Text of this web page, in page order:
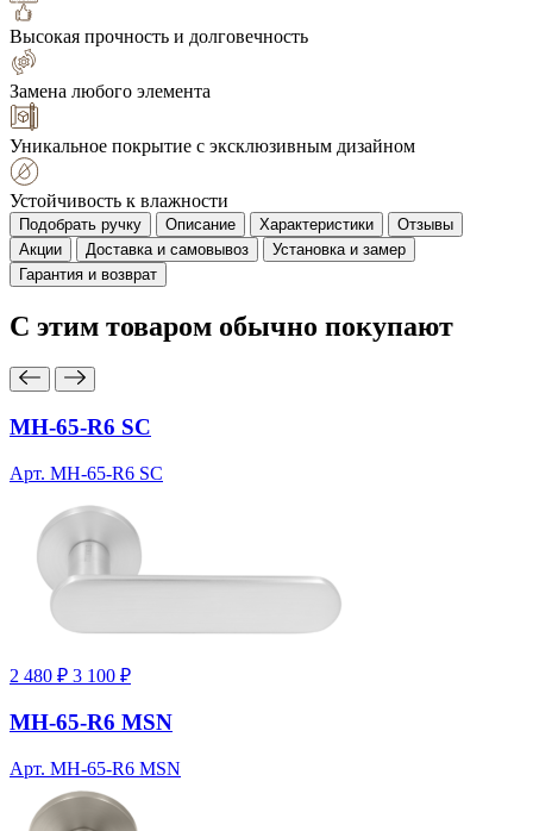
Высокая прочность и долговечность
Замена любого элемента
Уникальное покрытие с эксклюзивным дизайном
Устойчивость к влажности
Подобрать ручку Описание Характеристики
Отзывы
Акции
Доставка и самовывоз
Установка и замер
Гарантия и возврат
С этим товаром обычно покупают
MH-65-R6 SC
Арт. MH-65-R6 SC
2 480 ₽ 3 100 ₽
MH-65-R6 MSN
Арт. MH-65-R6 MSN